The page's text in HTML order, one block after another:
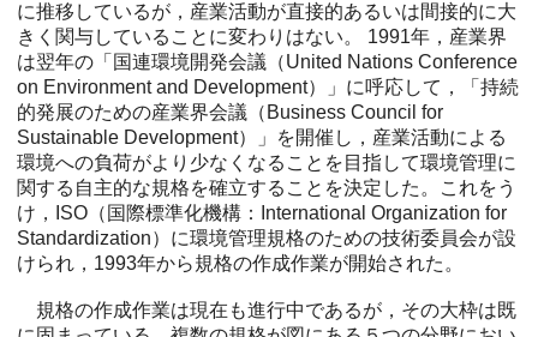
に推移しているが，産業活動が直接的あるいは間接的に大
きく関与していることに変わりはない。 1991年，産業界
は翌年の「国連環境開発会議（United Nations Conference
on Environment and Development）」に呼応して，「持続
的発展のための産業界会議（Business Council for
Sustainable Development）」を開催し，産業活動による
環境への負荷がより少なくなることを目指して環境管理に
関する自主的な規格を確立することを決定した。これをう
け，ISO（国際標準化機構：International Organization for
Standardization）に環境管理規格のための技術委員会が設
けられ，1993年から規格の作成作業が開始された。
規格の作成作業は現在も進行中であるが，その大枠は既